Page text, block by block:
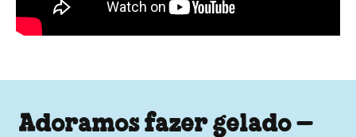
Adoramos fazer gelado –